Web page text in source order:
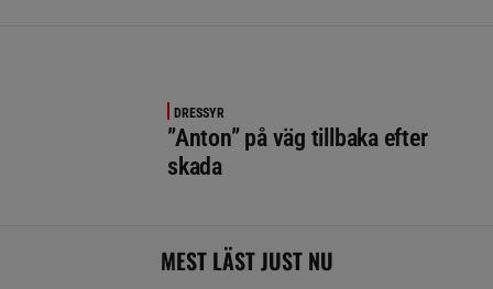
DRESSYR
”Anton” på väg tillbaka efter
skada
MEST LÄST JUST NU